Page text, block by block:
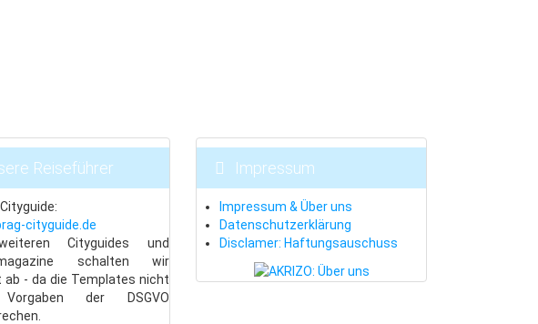
Reiseführer
cityguide.de
Cityguides und
schalten wir
ab - da die Templates nicht
der DSGVO
Impressum
Impressum & Über uns
Datenschutzerklärung
Disclamer: Haftungsauschuss